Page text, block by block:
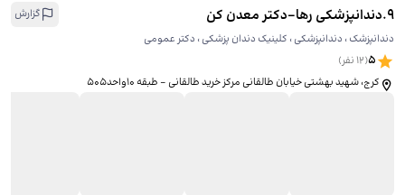
9
.دندانپزشکی رها-دکتر معدن کن
گزارش
دندانپزشک ، دندانپزشکی ، کلینیک دندان پزشکی ، دکتر عمومی
5
(
12 نفر)
کرج، شهید بهشتى خیابان طالقانی مرکز خرید طالقانی - طبقه ۱۰واحد۵۰۵